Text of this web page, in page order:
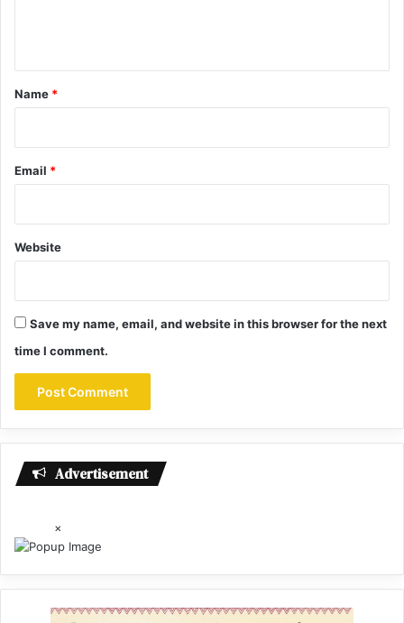
*
Name *
Email *
Website
Save my name, email, and website in this browser for the next
time I comment.
Advertisement
×